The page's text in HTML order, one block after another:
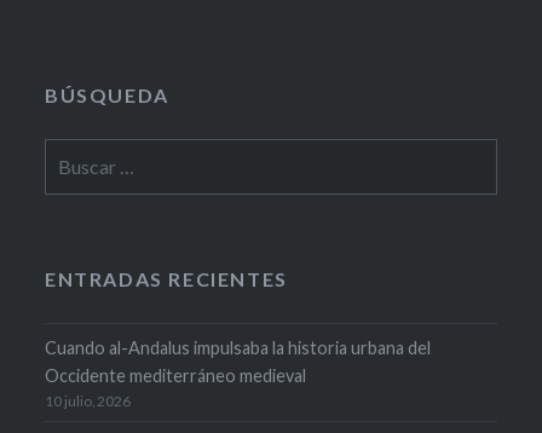
BÚSQUEDA
ENTRADAS RECIENTES
Cuando al-Andalus impulsaba la historia urbana del
Occidente mediterráneo medieval
10 julio, 2026